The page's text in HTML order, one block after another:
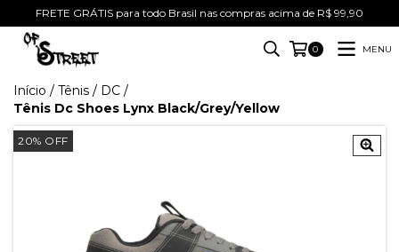
FRETE GRÁTIS para todo Brasil nas compras acima de R$ 99,90
0 MENU
Início / Tênis / DC /
Tênis Dc Shoes Lynx Black/Grey/Yellow
20% OFF